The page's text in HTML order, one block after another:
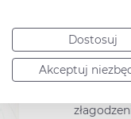
Dostosuj
Akceptuj
jeśli u
skórna),